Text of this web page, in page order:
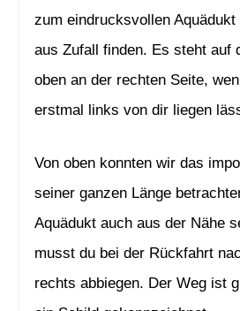
zum eindrucksvollen
aus Zufall finden. Es steht auf
oben an der rechten Seite,
erstmal links von dir liegen
Von oben konnten wir das
seiner ganzen Länge
Aquädukt auch aus der Nähe
musst du bei der Rückfahrt
rechts abbiegen. Der Weg ist